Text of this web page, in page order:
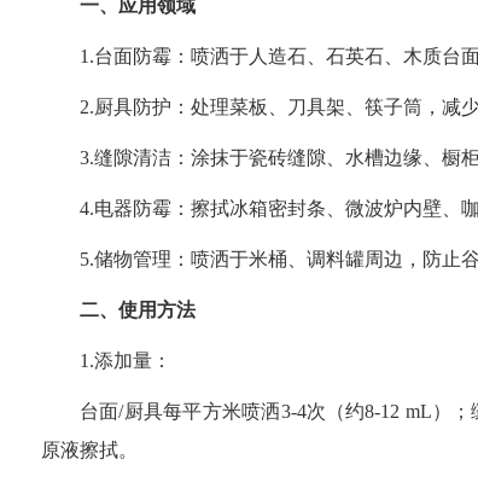
一、应用领域
1.台面防霉：喷洒于人造石、石英石、木质台
2.厨具防护：处理菜板、刀具架、筷子筒，减
3.缝隙清洁：涂抹于瓷砖缝隙、水槽边缘、橱
4.电器防霉：擦拭冰箱密封条、微波炉内壁、
5.储物管理：喷洒于米桶、调料罐周边，防止
二、使用方法
1.添加量：
台面/厨具每平方米喷洒3-4次（约8-12 mL）
原液擦拭。